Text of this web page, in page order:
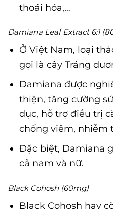
thoái hóa,…
Damiana Leaf Extract 6:1
Ở Việt Nam, loại
gọi là cây Tráng
Damiana được
thiện, tăng cường
dục, hỗ trợ điều trị
chống viêm, nhiễm
Đặc biệt, Damiana
cả nam và nữ.
Black Cohosh (60mg)
Black Cohosh hay